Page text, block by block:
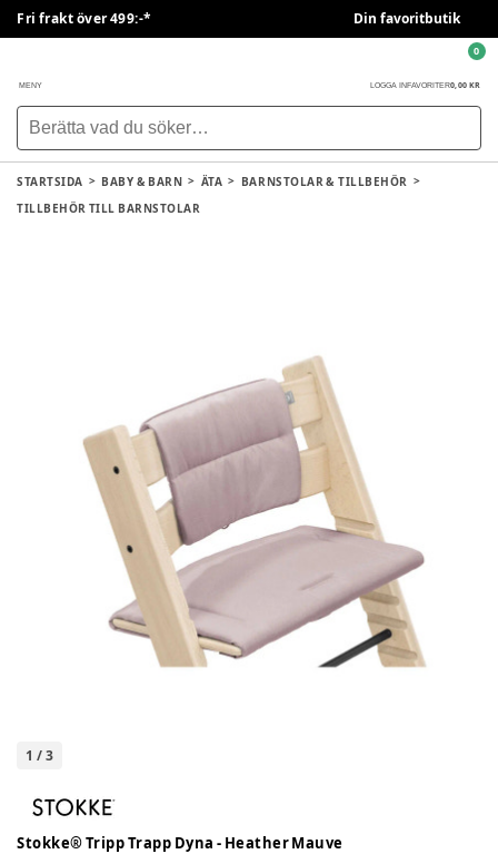
Fri frakt över 499:-* Din favoritbutik
MENY LOGGA IN FAVORITER0,00 KR
0
STARTSIDA BABY & BARN ÄTA
BARNSTOLAR & TILLBEHÖR
TILLBEHÖR TILL BARNSTOLAR
1 /3
Stokke® Tripp Trapp Dyna - Heather Mauve